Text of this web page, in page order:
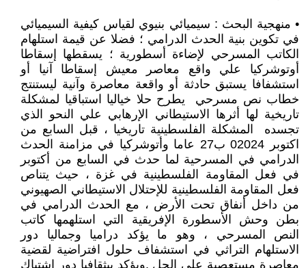
• منهجية البحث : سيميائي بنيوي لقياس كيفية السيميائي
في تكوين بنية الحدث الدرامي ؛ فضلا عن قيمة استلهام
الكاتب المسرحي لإضاءة أسطورية ؛ يسقطها إسقاطا
أوتوشركيا علي واقع معاصر معيش إسقاطا آنيا أو
استشفافا يستبق حادثة أو واقعة معاصرة وآنية ليستنتج
خطاب نص مسرحي يطرح حلا خياليا استباقيا لمشكلة
تاريخية لها أثرها الاستيطاني الإرهابي علي النحو الذي
تجسده المشكلة الفلسطينية تاريخيا ، قبل السابع من
اكتوبر 02024 ب27 عاما وأتوشركيا في مزامنة الحدث
الدرامي في المسرحية لما حدث في السابع من أكتوبر
في فعل المقاومة الفلسطينية في غزة ، حيث يتناص
فعل المقاومة الفلسطينية للإحتلال الاستيطاني الصهيوني
من داخل أنفاق تحت الأرض ، مع الحدث الدرامي في
بطن وحش الأسطورة الإفريقية التي استلهمها كاتب
النص المسرحي ، وهو ما يؤكد دراميا وجماليا دور
الاستلهام التراثي في استشفاف حلول افتراضية لقضية
معاصرة مستعصية علي الحل .ويؤكد بيثقافيا دور اشتباك